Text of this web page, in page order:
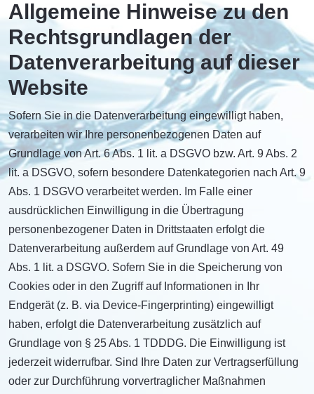
Allgemeine Hinweise zu den
Rechtsgrundlagen der
Datenverarbeitung auf dieser
Website
Sofern Sie in die Datenverarbeitung eingewilligt haben,
verarbeiten wir Ihre personenbezogenen Daten auf
Grundlage von Art. 6 Abs. 1 lit. a DSGVO bzw. Art. 9 Abs. 2
lit. a DSGVO, sofern besondere Datenkategorien nach Art. 9
Abs. 1 DSGVO verarbeitet werden. Im Falle einer
ausdrücklichen Einwilligung in die Übertragung
personenbezogener Daten in Drittstaaten erfolgt die
Datenverarbeitung außerdem auf Grundlage von Art. 49
Abs. 1 lit. a DSGVO. Sofern Sie in die Speicherung von
Cookies oder in den Zugriff auf Informationen in Ihr
Endgerät (z. B. via Device-Fingerprinting) eingewilligt
haben, erfolgt die Datenverarbeitung zusätzlich auf
Grundlage von § 25 Abs. 1 TDDDG. Die Einwilligung ist
jederzeit widerrufbar. Sind Ihre Daten zur Vertragserfüllung
oder zur Durchführung vorvertraglicher Maßnahmen